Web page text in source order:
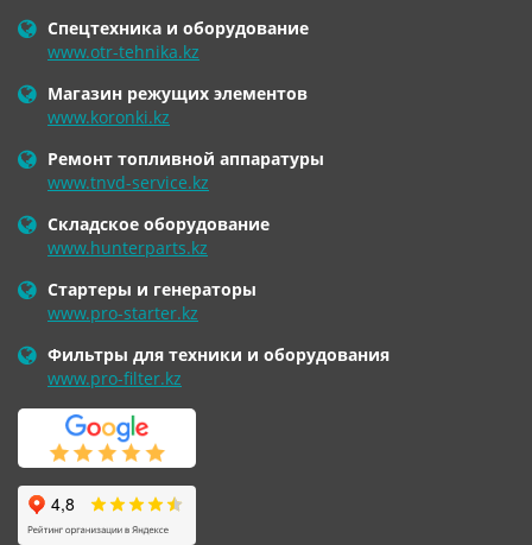
Спецтехника и оборудование
www.otr-tehnika.kz
Магазин режущих элементов
www.koronki.kz
Ремонт топливной аппаратуры
www.tnvd-service.kz
Складское оборудование
www.hunterparts.kz
Стартеры и генераторы
www.pro-starter.kz
Фильтры для техники и оборудования
www.pro-filter.kz